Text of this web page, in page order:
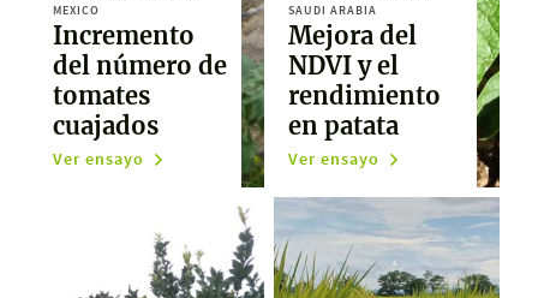
MEXICO
Incremento
del número de
tomates
cuajados
Ver ensayo
SAUDI ARABIA
Mejora del
NDVI y el
rendimiento
en patata
Ver ensayo